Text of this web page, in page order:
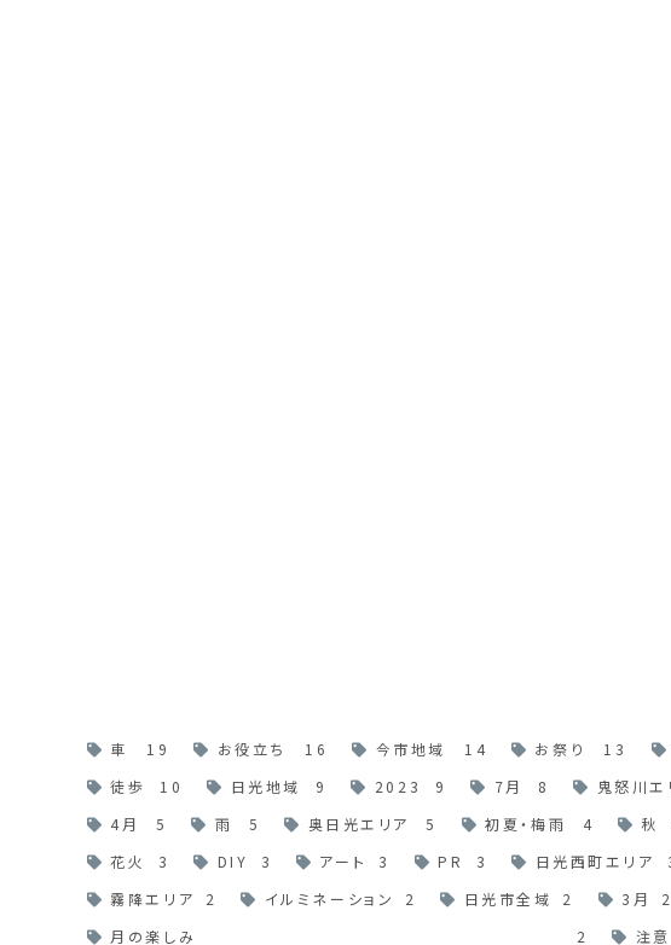
車 19 お役立ち 16 今市地域 14 お祭り 13
徒歩
10 日光地域 9 2023 9 7月 8 鬼怒川エ
4月
5 雨 5 奥日光エリア 5 初夏・梅雨 4 秋
花火
3 DIY 3 アート 3 PR 3 日光西町エリア
霧降エリア
2 イルミネーション 2 日光市全域 2 3月 2
月の楽しみ
2 注意